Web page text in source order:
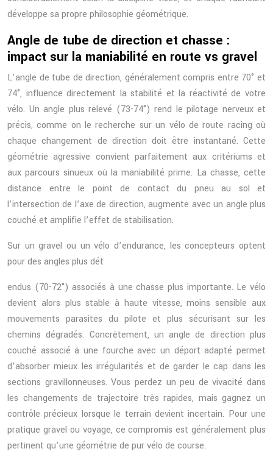
développe sa propre philosophie géométrique.
Angle de tube de direction et chasse :
impact sur la maniabilité en route vs gravel
L’angle de tube de direction, généralement compris entre 70° et
74°, influence directement la stabilité et la réactivité de votre
vélo. Un angle plus relevé (73-74°) rend le pilotage nerveux et
précis, comme on le recherche sur un vélo de route racing où
chaque changement de direction doit être instantané. Cette
géométrie agressive convient parfaitement aux critériums et
aux parcours sinueux où la maniabilité prime. La chasse, cette
distance entre le point de contact du pneu au sol et
l’intersection de l’axe de direction, augmente avec un angle plus
couché et amplifie l’effet de stabilisation.
Sur un gravel ou un vélo d’endurance, les concepteurs optent
pour des angles plus dét
endus (70-72°) associés à une chasse plus importante. Le vélo
devient alors plus stable à haute vitesse, moins sensible aux
mouvements parasites du pilote et plus sécurisant sur les
chemins dégradés. Concrètement, un angle de direction plus
couché associé à une fourche avec un déport adapté permet
d’absorber mieux les irrégularités et de garder le cap dans les
sections gravillonneuses. Vous perdez un peu de vivacité dans
les changements de trajectoire très rapides, mais gagnez un
contrôle précieux lorsque le terrain devient incertain. Pour une
pratique gravel ou voyage, ce compromis est généralement plus
pertinent qu’une géométrie de pur vélo de course.